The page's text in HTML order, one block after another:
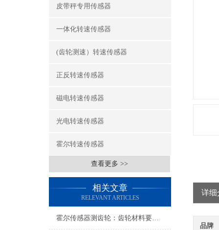
皮带秤专用传感器
一体化转速传感器
(齿轮测速）转速传感器
正反转速传感器
磁电转速传感器
光电转速传感器
霍尔转速传感器
查看更多 >>
相关文章
RELEVANT ARTICLES
霍尔传感器测齿轮：齿轮材料要求详解
详细
品牌